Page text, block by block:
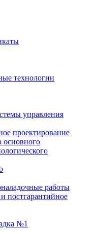
технологии
управления
проектирование
основного
работы
постгарантийное
№1